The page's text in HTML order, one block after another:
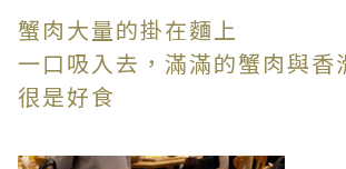
蟹肉大量的掛在麵上
一口吸入去，滿滿的蟹肉與香
很是好食